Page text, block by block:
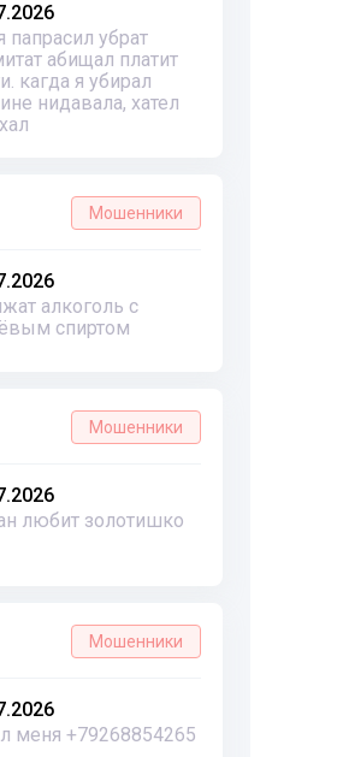
папрасил убрат
абищал платит
кагда я убирал
нидавала, хател
Мошенники
алкоголь с
спиртом
Мошенники
любит золотишко
Мошенники
меня +79268854265